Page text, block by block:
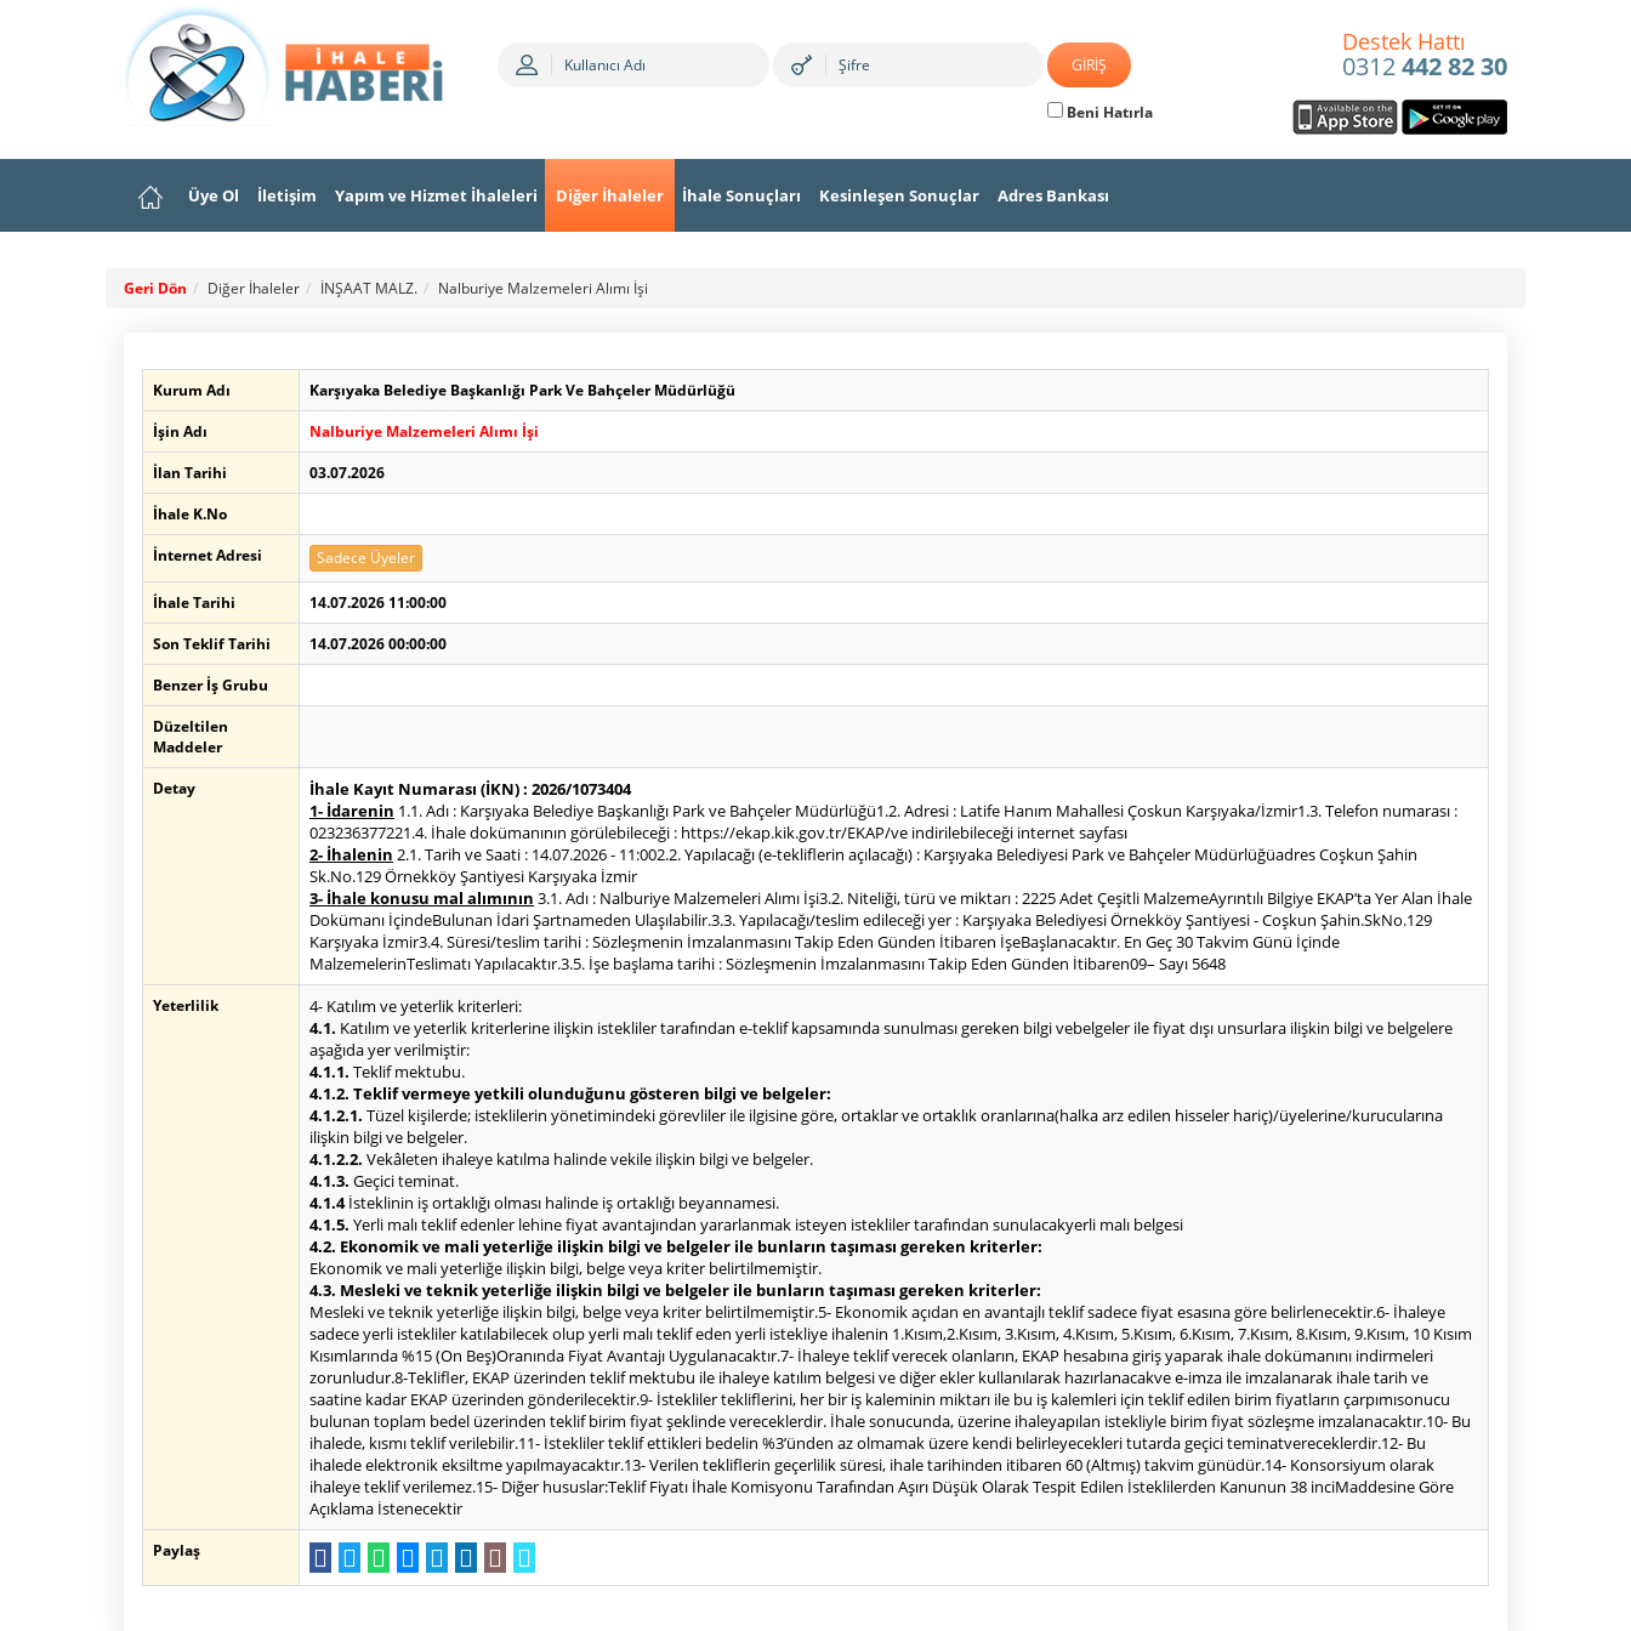
Beni Hatırla
Destek Hattı
0312442 82 30
Üye Ol İletişim Yapım ve Hizmet İhaleleri Diğer İhaleler İhale Sonuçları Kesinleşen Sonuçlar Adres Bankası
Geri Dön Diğer İhaleler İNŞAAT MALZ. Nalburiye Malzemeleri Alımı İşi
Kurum Adı
Karşıyaka Belediye Başkanlığı Park Ve Bahçeler Müdürlüğü
İşin Adı
Nalburiye Malzemeleri Alımı İşi
İlan Tarihi
03.07.2026
İhale K.No
İnternet Adresi
Sadece Üyeler
İhale Tarihi
14.07.2026 11:00:00
Son Teklif Tarihi
14.07.2026 00:00:00
Benzer İş Grubu
Düzeltilen
Maddeler
Detay
İhale Kayıt Numarası (İKN) : 2026/1073404
1- İdarenin 1.1. Adı : Karşıyaka Belediye Başkanlığı Park ve Bahçeler Müdürlüğü1.2. Adresi : Latife Hanım Mahallesi Çoskun Karşıyaka/İzmir1.3. Telefon numarası :
023236377221.4. İhale dokümanının görülebileceği : https://ekap.kik.gov.tr/EKAP/ve indirilebileceği internet sayfası
2- İhalenin 2.1. Tarih ve Saati : 14.07.2026 - 11:002.2. Yapılacağı (e-tekliflerin açılacağı) : Karşıyaka Belediyesi Park ve Bahçeler Müdürlüğüadres Coşkun Şahin
Sk.No.129 Örnekköy Şantiyesi Karşıyaka İzmir
3- İhale konusu mal alımının 3.1. Adı : Nalburiye Malzemeleri Alımı İşi3.2. Niteliği, türü ve miktarı : 2225 Adet Çeşitli MalzemeAyrıntılı Bilgiye EKAP’ta Yer Alan İhale
Dokümanı İçindeBulunan İdari Şartnameden Ulaşılabilir.3.3. Yapılacağı/teslim edileceği yer : Karşıyaka Belediyesi Örnekköy Şantiyesi - Coşkun Şahin.SkNo.129
Karşıyaka İzmir3.4. Süresi/teslim tarihi : Sözleşmenin İmzalanmasını Takip Eden Günden İtibaren İşeBaşlanacaktır. En Geç 30 Takvim Günü İçinde
MalzemelerinTeslimatı Yapılacaktır.3.5. İşe başlama tarihi : Sözleşmenin İmzalanmasını Takip Eden Günden İtibaren09– Sayı 5648
Yeterlilik
4- Katılım ve yeterlik kriterleri:
4.1. Katılım ve yeterlik kriterlerine ilişkin istekliler tarafından e-teklif kapsamında sunulması gereken bilgi vebelgeler ile fiyat dışı unsurlara ilişkin bilgi ve belgelere
aşağıda yer verilmiştir:
4.1.1. Teklif mektubu.
4.1.2. Teklif vermeye yetkili olunduğunu gösteren bilgi ve belgeler:
4.1.2.1. Tüzel kişilerde; isteklilerin yönetimindeki görevliler ile ilgisine göre, ortaklar ve ortaklık oranlarına(halka arz edilen hisseler hariç)/üyelerine/kurucularına
ilişkin bilgi ve belgeler.
4.1.2.2. Vekâleten ihaleye katılma halinde vekile ilişkin bilgi ve belgeler.
4.1.3. Geçici teminat.
4.1.4İsteklinin iş ortaklığı olması halinde iş ortaklığı beyannamesi.
4.1.5. Yerli malı teklif edenler lehine fiyat avantajından yararlanmak isteyen istekliler tarafından sunulacakyerli malı belgesi
4.2. Ekonomik ve mali yeterliğe ilişkin bilgi ve belgeler ile bunların taşıması gereken kriterler:
Ekonomik ve mali yeterliğe ilişkin bilgi, belge veya kriter belirtilmemiştir.
4.3. Mesleki ve teknik yeterliğe ilişkin bilgi ve belgeler ile bunların taşıması gereken kriterler:
Mesleki ve teknik yeterliğe ilişkin bilgi, belge veya kriter belirtilmemiştir.5- Ekonomik açıdan en avantajlı teklif sadece fiyat esasına göre belirlenecektir.6- İhaleye
sadece yerli istekliler katılabilecek olup yerli malı teklif eden yerli istekliye ihalenin 1.Kısım,2.Kısım, 3.Kısım, 4.Kısım, 5.Kısım, 6.Kısım, 7.Kısım, 8.Kısım, 9.Kısım, 10 Kısım
Kısımlarında %15 (On Beş)Oranında Fiyat Avantajı Uygulanacaktır.7- İhaleye teklif verecek olanların, EKAP hesabına giriş yaparak ihale dokümanını indirmeleri
zorunludur.8-Teklifler, EKAP üzerinden teklif mektubu ile ihaleye katılım belgesi ve diğer ekler kullanılarak hazırlanacakve e-imza ile imzalanarak ihale tarih ve
saatine kadar EKAP üzerinden gönderilecektir.9- İstekliler tekliflerini, her bir iş kaleminin miktarı ile bu iş kalemleri için teklif edilen birim fiyatların çarpımısonucu
bulunan toplam bedel üzerinden teklif birim fiyat şeklinde vereceklerdir. İhale sonucunda, üzerine ihaleyapılan istekliyle birim fiyat sözleşme imzalanacaktır.10- Bu
ihalede, kısmı teklif verilebilir.11- İstekliler teklif ettikleri bedelin %3’ünden az olmamak üzere kendi belirleyecekleri tutarda geçici teminatvereceklerdir.12- Bu
ihalede elektronik eksiltme yapılmayacaktır.13- Verilen tekliflerin geçerlilik süresi, ihale tarihinden itibaren 60 (Altmış) takvim günüdür.14- Konsorsiyum olarak
ihaleye teklif verilemez.15- Diğer hususlar:Teklif Fiyatı İhale Komisyonu Tarafından Aşırı Düşük Olarak Tespit Edilen İsteklilerden Kanunun 38 inciMaddesine Göre
Açıklama İstenecektir
Paylaş